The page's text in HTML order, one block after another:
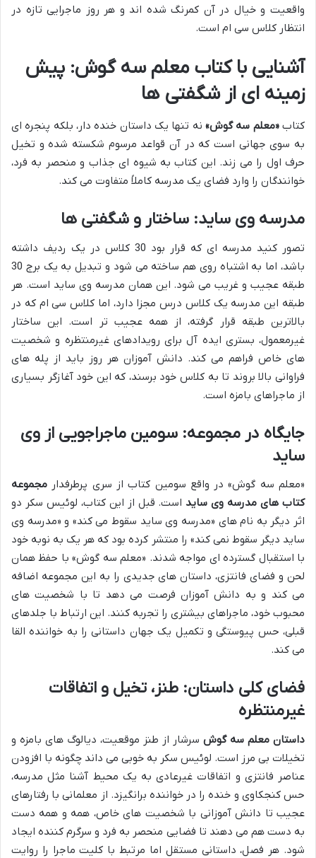
واقعیت و خیال در آن کمرنگ شده اند و هر روز ماجرایی تازه در
انتظار کلاس سی ام است.
آشنایی با کتاب معلم سه گوش: پیش
زمینه ای از شگفتی ها
کتاب«معلم سه گوش» نه تنها یک داستان خنده دار، بلکه پنجره ای
به سوی جهانی است که در آن قواعد مرسوم شکسته شده و تخیل
حرف اول را می زند. این کتاب به شیوه ای جذاب و منحصر به فرد،
خوانندگان را وارد فضای یک مدرسه کاملاً متفاوت می کند.
مدرسه وی ساید: ساختار و شگفتی ها
تصور کنید مدرسه ای که قرار بود 30 کلاس در یک ردیف داشته
باشد، اما به اشتباه روی هم ساخته می شود و تبدیل به یک برج 30
طبقه عجیب و غریب می شود. این همان مدرسه وی ساید است. هر
طبقه این مدرسه یک کلاس درس مجزا دارد، اما کلاس سی ام که در
بالاترین طبقه قرار گرفته، از همه عجیب تر است. این ساختار
غیرمعمول، بستری ایده آل برای رویدادهای غیرمنتظره و شخصیت
های خاص فراهم می کند. دانش آموزان هر روز باید از پله های
فراوانی بالا بروند تا به کلاس خود برسند، که این خود آغازگر بسیاری
از ماجراهای بامزه است.
جایگاه در مجموعه: سومین ماجراجویی از وی
ساید
«معلم سه گوش» در واقع سومین کتاب از سری پرطرفدار مجموعه
کتاب های مدرسه وی سایداست. قبل از این کتاب، لوئیس سکر دو
اثر دیگر به نام های «مدرسه وی ساید سقوط می کند» و «مدرسه وی
ساید دیگر سقوط نمی کند» را منتشر کرده بود که هر یک به نوبه خود
با استقبال گسترده ای مواجه شدند. «معلم سه گوش» با حفظ همان
لحن و فضای فانتزی، داستان های جدیدی را به این مجموعه اضافه
می کند و به دانش آموزان فرصت می دهد تا با شخصیت های
محبوب خود، ماجراهای بیشتری را تجربه کنند. این ارتباط با جلدهای
قبلی، حس پیوستگی و تکمیل یک جهان داستانی را به خواننده القا
می کند.
فضای کلی داستان: طنز، تخیل و اتفاقات
غیرمنتظره
داستان معلم سه گوش سرشار از طنز موقعیت، دیالوگ های بامزه و
تخیلات بی مرز است. لوئیس سکر به خوبی می داند چگونه با افزودن
عناصر فانتزی و اتفاقات غیرعادی به یک محیط آشنا مثل مدرسه،
حس کنجکاوی و خنده را در خواننده برانگیزد. از معلمانی با رفتارهای
عجیب تا دانش آموزانی با شخصیت های خاص، همه و همه دست
به دست هم می دهند تا فضایی منحصر به فرد و سرگرم کننده ایجاد
شود. هر فصل، داستانی مستقل اما مرتبط با کلیت ماجرا را روایت